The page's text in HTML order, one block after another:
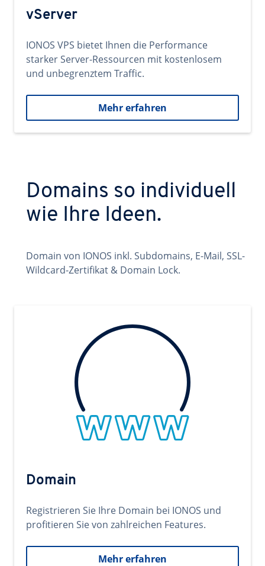
vServer
IONOS VPS bietet Ihnen die Performance
starker Server-Ressourcen mit kostenlosem
und unbegrenztem Traffic.
Mehr erfahren
Domains so individuell
wie Ihre Ideen.
Domain von IONOS inkl. Subdomains, E-Mail, SSL-
Wildcard-Zertifikat & Domain Lock.
Domain
Registrieren Sie Ihre Domain bei IONOS und
profitieren Sie von zahlreichen Features.
Mehr erfahren